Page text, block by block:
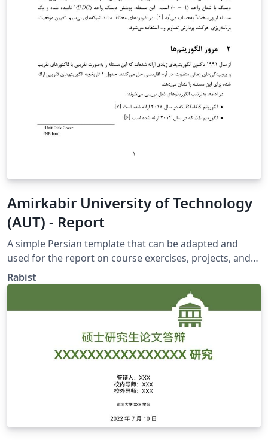
失问题。
Amirkabir University of Technology
(AUT) - Report
A simple Persian template that can be adapted and
used for the report on course exercises, projects, and
Rabist